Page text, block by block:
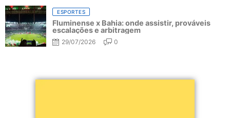
ESPORTES
Fluminense x Bahia: onde assistir, prováveis
escalações e arbitragem
29/07/2026 0